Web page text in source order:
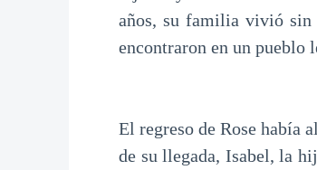
años, su familia vivió sin
encontraron en un pueblo
El regreso de Rose había
de su llegada, Isabel, la